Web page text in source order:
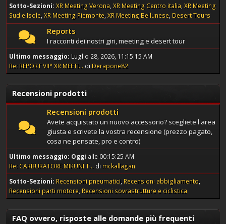
Sotto-Sezioni XR Meeting Verona XR Meeting Centro italia XR Meeting
Sud e Isole XR Meeting Piemonte XR Meeting Bellunese Desert Tours
Reports
I racconti dei nostri giri, meeting e desert tour
Ultimo messaggio: Luglio 28, 2026, 11:15:15 AM
Re: REPORT VII° XR MEETI... di Derapone82
Recensioni prodotti
Recensioni prodotti
Avete acquistato un nuovo accessorio? scegliete l'area
giusta e scrivete la vostra recensione (prezzo pagato,
cosa ne pensate, pro e contro)
Ultimo messaggio: Oggi alle 00:15:25 AM
Re: CARBURATORE MIKUNI T... di mckallagan
Sotto-Sezioni Recensioni pneumatici Recensioni abbigliamento
Recensioni parti motore Recensioni sovrastrutture e ciclistica
FAQ ovvero, risposte alle domande più frequenti